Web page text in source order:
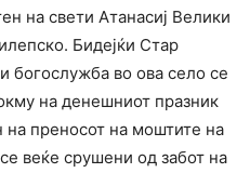
на свети Атанасиј Велики
Бидејќи Стар
богослужба во ова село се
на денешниот празник
на преносот на моштите на
веќе срушени од забот на